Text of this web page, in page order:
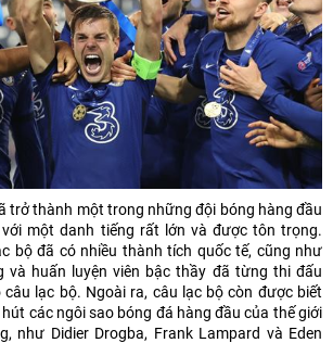
trở thành một trong những đội bóng hàng đầu
một danh tiếng rất lớn và được tôn trọng.
bộ đã có nhiều thành tích quốc tế, cũng như
và huấn luyện viên bậc thầy đã từng thi đấu
câu lạc bộ. Ngoài ra, câu lạc bộ còn được biết
các ngôi sao bóng đá hàng đầu của thế giới
như Didier Drogba, Frank Lampard và Eden